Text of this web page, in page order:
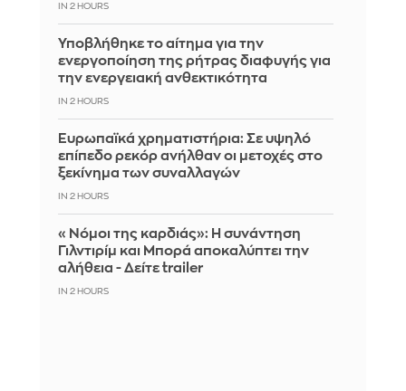
IN 2 HOURS
Υποβλήθηκε το αίτημα για την
ενεργοποίηση της ρήτρας διαφυγής για
την ενεργειακή ανθεκτικότητα
IN 2 HOURS
Ευρωπαϊκά χρηματιστήρια: Σε υψηλό
επίπεδο ρεκόρ ανήλθαν οι μετοχές στο
ξεκίνημα των συναλλαγών
IN 2 HOURS
«Νόμοι της καρδιάς»: Η συνάντηση
Γιλντιρίμ και Μπορά αποκαλύπτει την
αλήθεια - Δείτε trailer
IN 2 HOURS